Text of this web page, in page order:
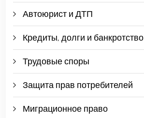
Автоюрист и ДТП
Кредиты, долги и банкротство
Трудовые споры
Защита прав потребителей
Миграционное право